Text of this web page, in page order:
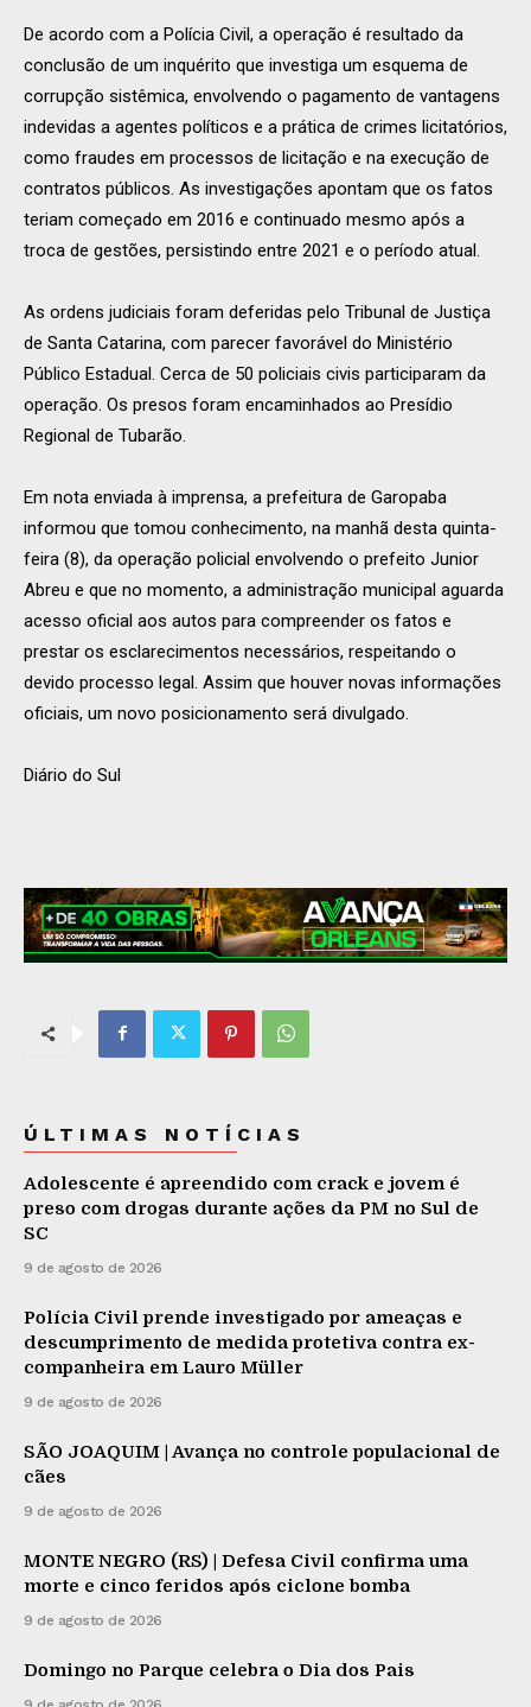
De acordo com a Polícia Civil, a operação é resultado da
conclusão de um inquérito que investiga um esquema de
corrupção sistêmica, envolvendo o pagamento de vantagens
indevidas a agentes políticos e a prática de crimes licitatórios,
como fraudes em processos de licitação e na execução de
contratos públicos. As investigações apontam que os fatos
teriam começado em 2016 e continuado mesmo após a
troca de gestões, persistindo entre 2021 e o período atual.
As ordens judiciais foram deferidas pelo Tribunal de Justiça
de Santa Catarina, com parecer favorável do Ministério
Público Estadual. Cerca de 50 policiais civis participaram da
operação. Os presos foram encaminhados ao Presídio
Regional de Tubarão.
Em nota enviada à imprensa, a prefeitura de Garopaba
informou que tomou conhecimento, na manhã desta quinta-
feira (8), da operação policial envolvendo o prefeito Junior
Abreu e que no momento, a administração municipal aguarda
acesso oficial aos autos para compreender os fatos e
prestar os esclarecimentos necessários, respeitando o
devido processo legal. Assim que houver novas informações
oficiais, um novo posicionamento será divulgado.
Diário do Sul
ÚLTIMAS NOTÍCIAS
Adolescente é apreendido com crack e jovem é
preso com drogas durante ações da PM no Sul de
SC
9 de agosto de 2026
Polícia Civil prende investigado por ameaças e
descumprimento de medida protetiva contra ex-
companheira em Lauro Müller
9 de agosto de 2026
SÃO JOAQUIM | Avança no controle populacional de
cães
9 de agosto de 2026
MONTE NEGRO (RS) | Defesa Civil confirma uma
morte e cinco feridos após ciclone bomba
9 de agosto de 2026
Domingo no Parque celebra o Dia dos Pais